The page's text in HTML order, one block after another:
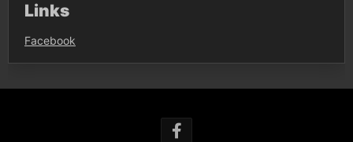
Links
Facebook